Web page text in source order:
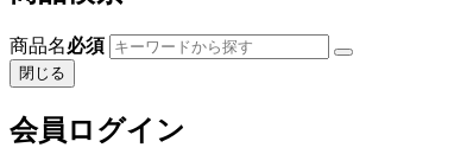
商品名必須
閉じる
会員ログイン